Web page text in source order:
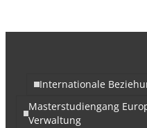
Internationale
Masterstudiengang
Verwaltung